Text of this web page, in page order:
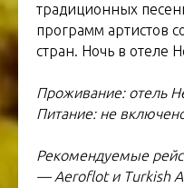
традиционных
программ артистов
стран. Ночь в отеле
Проживание: отель
Питание: не
Рекомендуемые
— Aeroflot и Turkish